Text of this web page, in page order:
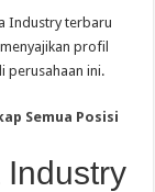
Industry terbaru
profil
perusahaan ini.
Semua Posisi
Industry